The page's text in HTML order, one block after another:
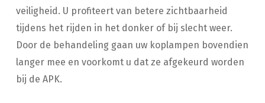
veiligheid. U profiteert van betere zichtbaarheid
tijdens het rijden in het donker of bij slecht weer.
Door de behandeling gaan uw koplampen bovendien
langer mee en voorkomt u dat ze afgekeurd worden
bij de APK.